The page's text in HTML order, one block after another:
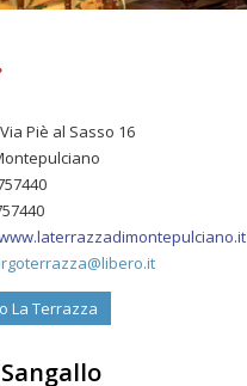
Piè al Sasso 16
La Terrazza